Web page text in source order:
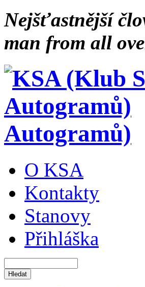
Nejšťastnější
man from all
Autogramů)
O KSA
Kontakty
Stanovy
Přihláška